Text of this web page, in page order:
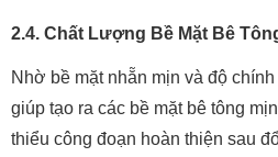
2.4. Chất Lượng Bề Mặt Bê
Nhờ bề mặt nhẵn mịn và độ
giúp tạo ra các bề mặt bê tông
thiểu công đoạn hoàn thiện sau